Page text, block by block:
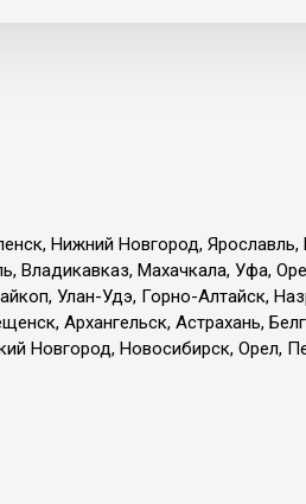
Нижний Новгород,
Владикавказ, Махачкала, Уфа,
Улан-Удэ, Горно-Алтайск,
Архангельск, Астрахань,
Новгород, Новосибирск, Орел,